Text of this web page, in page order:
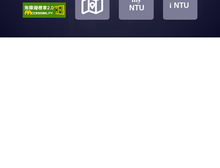
臨牙所課程地圖
活動影片
圖
NTU
圖
i NTU
圖